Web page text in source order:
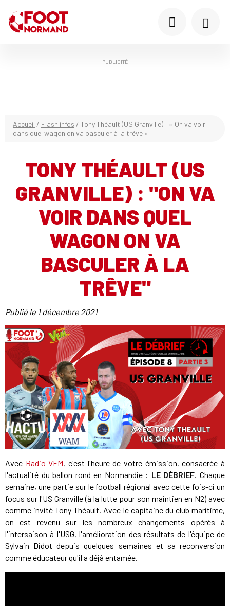
PUBLICITÉ
Accueil / Flash infos / Tony Théault (US Granville) : « On va voir
dans quel wagon on va basculer à la trêve »
TONY THÉAULT (US
GRANVILLE) : "ON VA
VOIR DANS QUEL
WAGON ON VA
BASCULER À LA
TRÊVE"
Publié le 1 décembre 2021
Avec Radio VFM, c'est l'heure de votre émission, consacrée à
l'actualité du ballon rond en Normandie : LE DÉBRIEF . Chaque
semaine, une partie sur le football régional avec cette fois-ci un
focus sur l'US Granville (à la lutte pour son maintien en N2) avec
comme invité Tony Théault. Avec le capitaine du club maritime,
on est revenu sur les nombreux changements opérés à
l'intersaison à l'USG, l'amélioration des résultats de l'équipe de
Sylvain Didot depuis quelques semaines et sa reconversion
comme éducateur qu'il a déjà entamée.